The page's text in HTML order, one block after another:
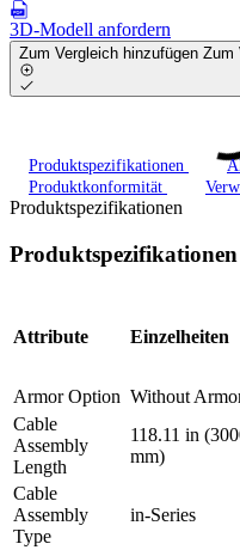
3D-Modell anfordern
Zum Vergleich hinzufügen Zum
Produktspezifikationen
Produktkonformität
Produktspezifikationen
Produktspezifikationen
Attribute Einzelheiten
Armor Option Without
Cable
Assembly
Length
118.11 in
mm)
Cable
Assembly
Type
in-Series